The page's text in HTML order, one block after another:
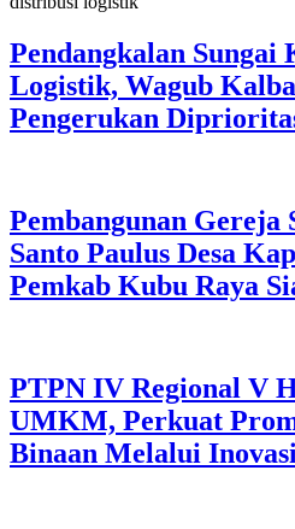
Pendangkalan Sungai
Logistik, Wagub
Pengerukan
Pembangunan Gereja
Santo Paulus Desa
Pemkab Kubu Raya
PTPN IV Regional V
UMKM, Perkuat
Binaan Melalui